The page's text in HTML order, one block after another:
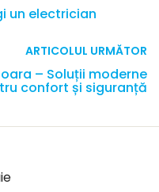
un electrician
ARTICOLUL URMĂTOR
– Soluții moderne
confort și siguranță